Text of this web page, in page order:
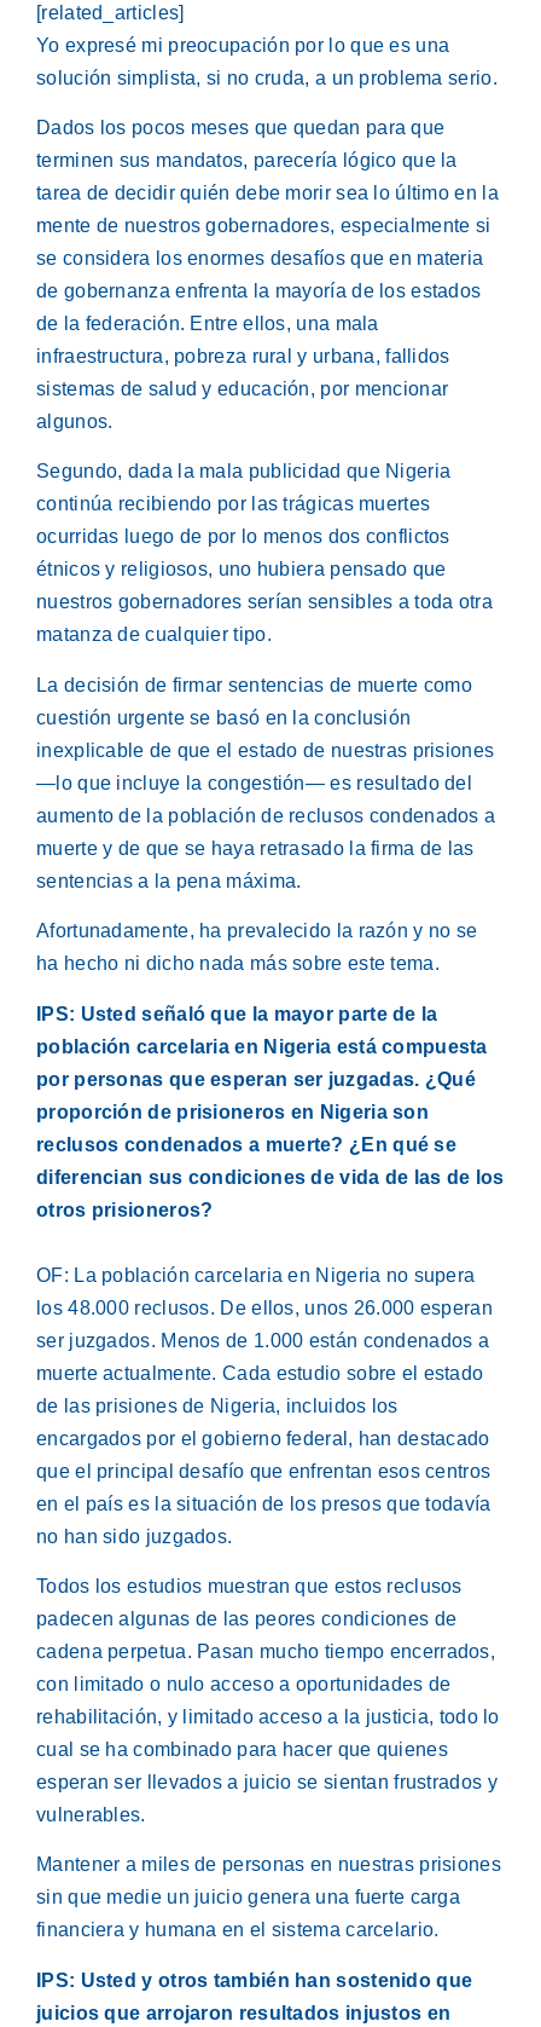
[related_articles]
Yo expresé mi preocupación por lo que es una
solución simplista, si no cruda, a un problema serio.
Dados los pocos meses que quedan para que
terminen sus mandatos, parecería lógico que la
tarea de decidir quién debe morir sea lo último en la
mente de nuestros gobernadores, especialmente si
se considera los enormes desafíos que en materia
de gobernanza enfrenta la mayoría de los estados
de la federación. Entre ellos, una mala
infraestructura, pobreza rural y urbana, fallidos
sistemas de salud y educación, por mencionar
algunos.
Segundo, dada la mala publicidad que Nigeria
continúa recibiendo por las trágicas muertes
ocurridas luego de por lo menos dos conflictos
étnicos y religiosos, uno hubiera pensado que
nuestros gobernadores serían sensibles a toda otra
matanza de cualquier tipo.
La decisión de firmar sentencias de muerte como
cuestión urgente se basó en la conclusión
inexplicable de que el estado de nuestras prisiones
—lo que incluye la congestión— es resultado del
aumento de la población de reclusos condenados a
muerte y de que se haya retrasado la firma de las
sentencias a la pena máxima.
Afortunadamente, ha prevalecido la razón y no se
ha hecho ni dicho nada más sobre este tema.
IPS: Usted señaló que la mayor parte de la
población carcelaria en Nigeria está compuesta
por personas que esperan ser juzgadas. ¿Qué
proporción de prisioneros en Nigeria son
reclusos condenados a muerte? ¿En qué se
diferencian sus condiciones de vida de las de los
otros prisioneros?
OF: La población carcelaria en Nigeria no supera
los 48.000 reclusos. De ellos, unos 26.000 esperan
ser juzgados. Menos de 1.000 están condenados a
muerte actualmente. Cada estudio sobre el estado
de las prisiones de Nigeria, incluidos los
encargados por el gobierno federal, han destacado
que el principal desafío que enfrentan esos centros
en el país es la situación de los presos que todavía
no han sido juzgados.
Todos los estudios muestran que estos reclusos
padecen algunas de las peores condiciones de
cadena perpetua. Pasan mucho tiempo encerrados,
con limitado o nulo acceso a oportunidades de
rehabilitación, y limitado acceso a la justicia, todo lo
cual se ha combinado para hacer que quienes
esperan ser llevados a juicio se sientan frustrados y
vulnerables.
Mantener a miles de personas en nuestras prisiones
sin que medie un juicio genera una fuerte carga
financiera y humana en el sistema carcelario.
IPS: Usted y otros también han sostenido que
juicios que arrojaron resultados injustos en